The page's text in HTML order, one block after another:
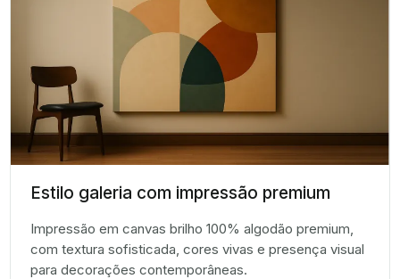
Estilo galeria com impressão premium
Impressão em canvas brilho 100% algodão premium,
com textura sofisticada, cores vivas e presença visual
para decorações contemporâneas.